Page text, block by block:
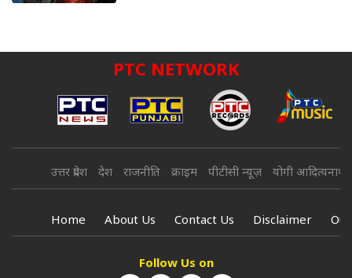
PTC NETWORK
उत्तर प्रदेश देश राजनीति क्राइम पीटीसी न्यूज़ योगी आदित्यनाथ
Home About Us Contact Us Disclaimer
Follow Us on